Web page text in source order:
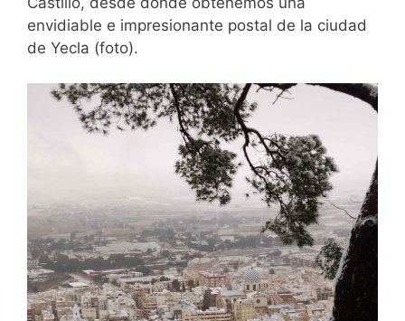
envidiable e impresionante postal de la ciudad
de Yecla (foto).